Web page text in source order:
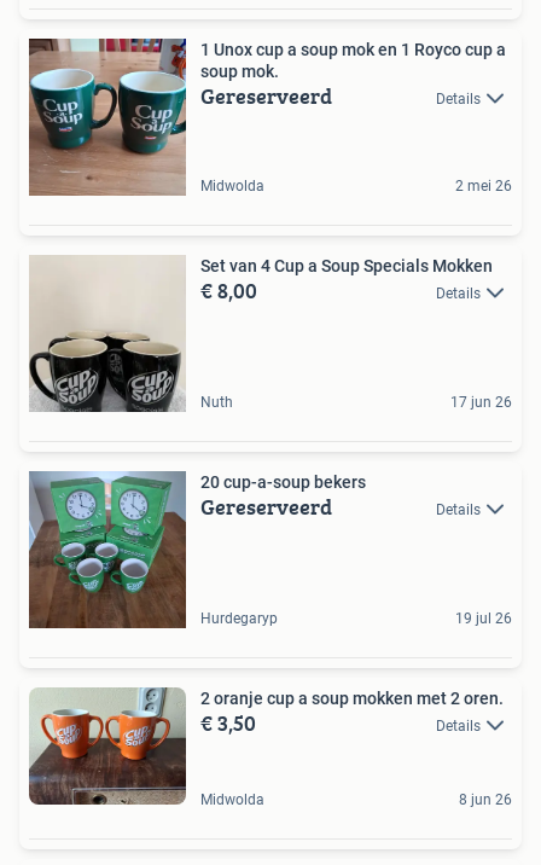
1 Unox cup a soup mok en 1 Royco cup a
soup mok.
Gereserveerd Details
Midwolda 2 mei 26
Set van 4 Cup a Soup Specials Mokken
€ 8,00 Details
Nuth 17 jun 26
20 cup-a-soup bekers
Gereserveerd Details
Hurdegaryp 19 jul 26
2 oranje cup a soup mokken met 2 oren.
€ 3,50 Details
Midwolda 8 jun 26